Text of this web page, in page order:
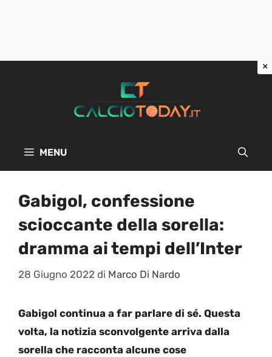
MENU
Gabigol, confessione
scioccante della sorella:
dramma ai tempi dell’Inter
28 Giugno 2022 di Marco Di Nardo
Gabigol continua a far parlare di sé. Questa
volta, la notizia sconvolgente arriva dalla
sorella che racconta alcune cose